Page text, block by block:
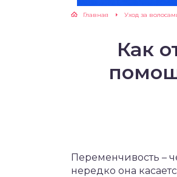
Главная Уход за
Как
Переменчивость –
нередко она